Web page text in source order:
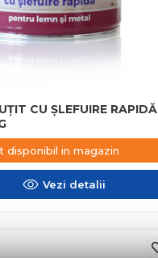
CU ȘLEFUIRE RAPIDĂ
disponibil in magazin
Vezi detalii